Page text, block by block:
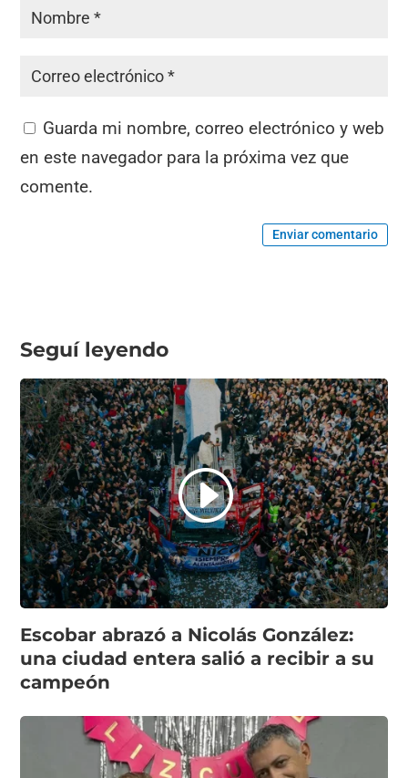
Guarda mi nombre, correo electrónico y web
en este navegador para la próxima vez que
comente.
Enviar comentario
Seguí leyendo
Escobar abrazó a Nicolás González:
una ciudad entera salió a recibir a su
campeón